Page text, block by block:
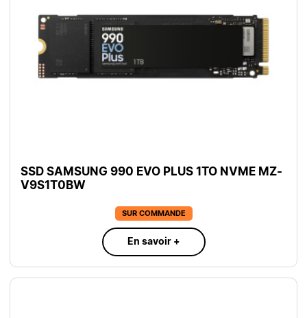
SSD SAMSUNG 990 EVO PLUS 1TO NVME MZ-
V9S1T0BW
SUR COMMANDE
En savoir +